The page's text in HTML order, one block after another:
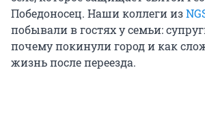
Победоносец. Наши коллеги из
побывали в гостях у семьи:
почему покинули город и как
жизнь после переезда.